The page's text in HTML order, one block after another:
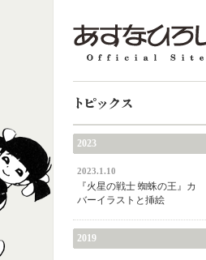
トピックス
2023
2023.1.10
『火星の戦士 蜘蛛の王』カ
バーイラストと挿絵
2019